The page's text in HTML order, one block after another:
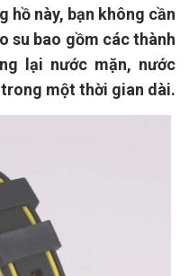
hồ này, bạn không cần
su bao gồm các thành
lại nước mặn, nước
trong một thời gian dài.